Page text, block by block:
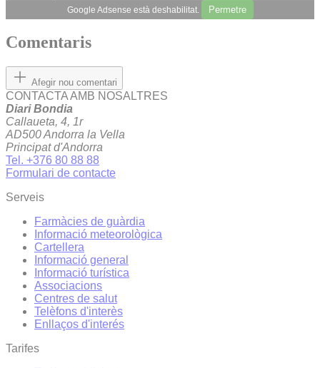
Google Adsense està deshabilitat. Permetre
Comentaris
Afegir nou comentari
CONTACTA AMB NOSALTRES
Diari Bondia
Callaueta, 4, 1r
AD500 Andorra la Vella
Principat d'Andorra
Tel. +376 80 88 88
Formulari de contacte
Serveis
Farmàcies de guàrdia
Informació meteorològica
Cartellera
Informació general
Informació turística
Associacions
Centres de salut
Telèfons d'interès
Enllaços d'interés
Tarifes